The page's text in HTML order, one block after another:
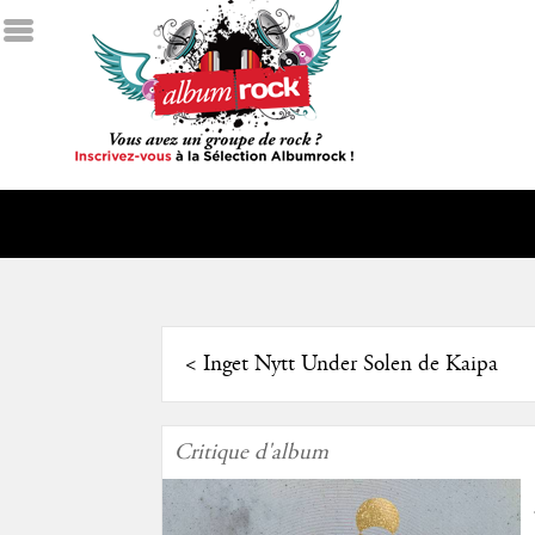
< Inget Nytt Under Solen de Kaipa
Critique d'album